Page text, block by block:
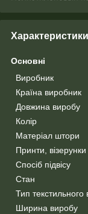
Характеристики
Основні
Виробник
Країна виробник
Довжина виробу
Колір
Матеріал штори
Принти, візерунки
Спосіб підвісу
Стан
Тип текстильного
Ширина виробу